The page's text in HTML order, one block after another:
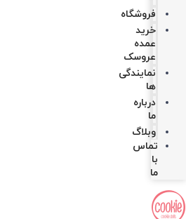
فروشگاه
خرید
عمده
عروسک
نمایندگی
ها
درباره
ما
وبلاگ
تماس
با
ما